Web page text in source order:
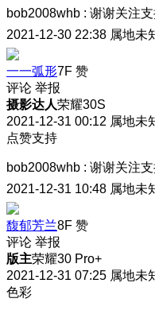
bob2008whb : 谢谢关注
2021-12-30 22:38 属地未
一一弧形7F 赞
评论 举报
摄影达人荣耀30S
2021-12-31 00:12 属地未
点赞支持
bob2008whb : 谢谢关注
2021-12-31 10:48 属地未
馥郁芳兰8F 赞
评论 举报
版主荣耀30 Pro+
2021-12-31 07:25 属地未
色彩